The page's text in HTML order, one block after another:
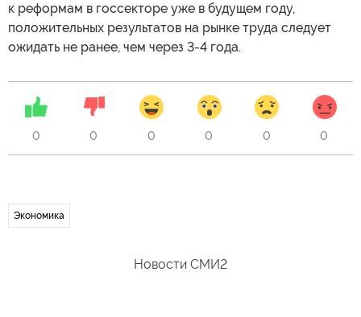
к реформам в госсекторе уже в будущем году,
положительных результатов на рынке труда следует
ожидать не ранее, чем через 3-4 года.
0 0 0 0 0 0
Экономика
Новости СМИ2